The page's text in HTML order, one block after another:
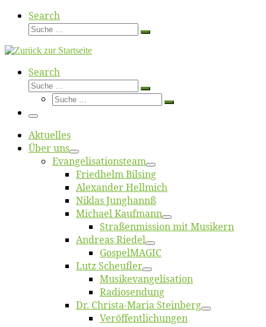
Search
Suche
Suche
Search
Suche
Suche
Suche
Suche
Menü
Ak­tu­el­les
Über uns
Evangelisa­tions­team
Fried­helm Bilsing
Alex­an­der Hellmich
Ni­klas Junghannß
Mi­cha­el Kaufmann
Straßenmis­sion mit Musikern
An­dre­as Riedel
Gos­pel­MA­GIC
Lutz Scheuf­ler
Musikevan­ge­li­sa­tion
Ra­dio­sen­dung
Dr. Chris­­ta-Ma­ria Steinberg
Ver­öf­fent­li­chun­gen